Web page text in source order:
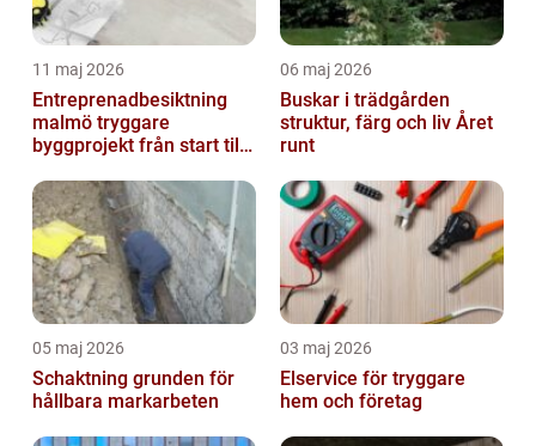
11 maj 2026
Entreprenadbesiktning
malmö tryggare
byggprojekt från start till
06 maj 2026
Buskar i trädgården
struktur, färg och liv Året
runt
05 maj 2026
Schaktning grunden för
hållbara markarbeten
03 maj 2026
Elservice för tryggare
hem och företag